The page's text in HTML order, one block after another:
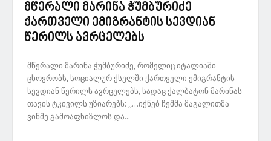
მწერალი მარინა ჭუმბურიძე
ქართველი ემიგრანტის სევდიან
წერილს ავრცელებს
მწერალი მარინა ჭუმბურიძე, რომელიც იტალიაში
ცხოვრობს, სოციალურ ქსელში ქართველი ემიგრანტის
სევდიან წერილს ავრცელებს, სადაც ქალბატონ მარინას
თავის ტკივილს უზიარებს: ,,…იქნებ ჩემმა მაგალითმა
ვინმე გამოაფხიზლოს და...